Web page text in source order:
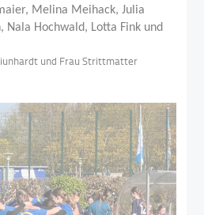
Melina Meihack, Julia
Nala Hochwald, Lotta Fink und
und Frau Strittmatter